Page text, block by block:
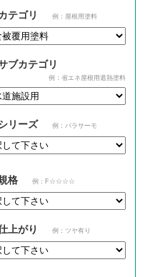
テゴリ 例：屋根用塗料
ブカテゴリ
例：省エネ屋根用遮熱塗料
リーズ 例：パラサーモ
格 例：F☆☆☆☆
上がり 例：ツヤ有り